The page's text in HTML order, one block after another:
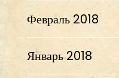
Февраль 2018
Январь 2018